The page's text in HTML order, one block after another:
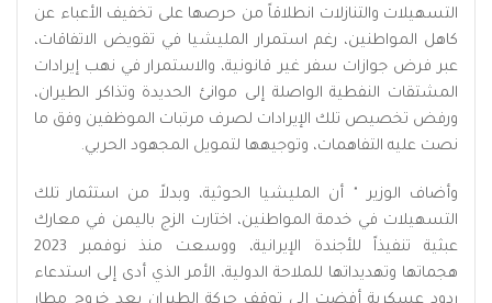
التسهيلات والتنازلات انطلاقاً من حرصها على تخفيف الأعباء عن
كاهل المواطنين، رغم استمرار المليشيا في تقويض الاتفاقات،
عبر فرض جوازات سفر غير قانونية، والاستمرار في نهب إيرادات
المشتقات النفطية الواصلة إلى موانئ الحديدة وتذاكر الطيران،
ورفض تخصيص تلك الإيرادات لصرف مرتبات الموظفين وفق ما
نصت عليه التفاهمات، وتوجيهها لتمويل المجهود الحربي.
وأضاف الوزير " أن المليشيا الحوثية، وبدلاً من استثمار تلك
التسهيلات في خدمة المواطنين، اختارت الزج باليمن في معارك
عبثية تنفيذاً للأجندة الإيرانية، ووسعت منذ نوفمبر 2023
هجماتها وتهديداتها للملاحة الدولية، الأمر الذي أدى إلى استدعاء